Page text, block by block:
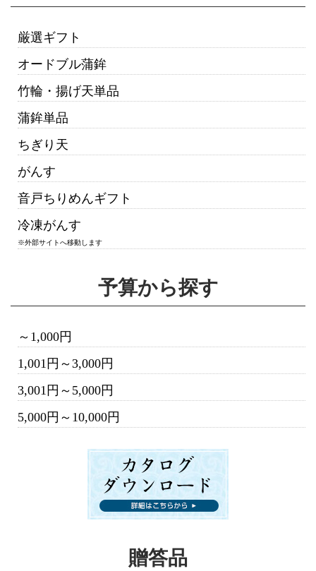
厳選ギフト
オードブル蒲鉾
竹輪・揚げ天単品
蒲鉾単品
ちぎり天
がんす
音戸ちりめんギフト
冷凍がんす
※外部サイトへ移動します
予算から探す
～1,000円
1,001円～3,000円
3,001円～5,000円
5,000円～10,000円
贈答品